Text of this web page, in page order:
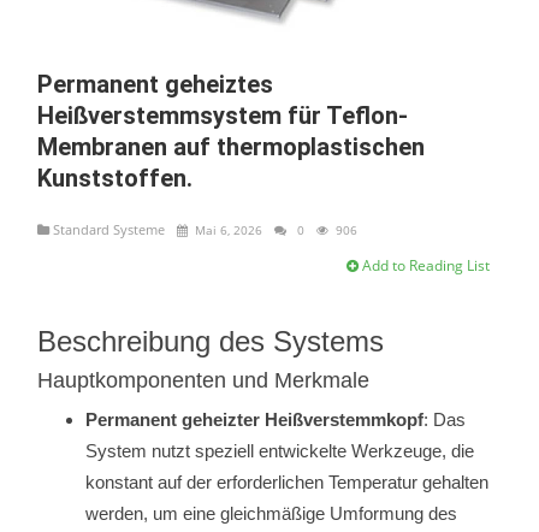
Permanent geheiztes
Heißverstemmsystem für Teflon-
Membranen auf thermoplastischen
Kunststoffen.
Standard Systeme Mai 6, 2026 0 906
Add to Reading List
Beschreibung des Systems
Hauptkomponenten und Merkmale
Permanent geheizter Heißverstemmkopf: Das
System nutzt speziell entwickelte Werkzeuge, die
konstant auf der erforderlichen Temperatur gehalten
werden, um eine gleichmäßige Umformung des